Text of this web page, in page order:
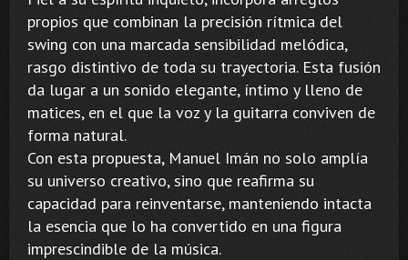
propios que combinan la precisión rítmica del
swing con una marcada sensibilidad melódica,
rasgo distintivo de toda su trayectoria. Esta fusión
da lugar a un sonido elegante, íntimo y lleno de
matices, en el que la voz y la guitarra conviven de
forma natural.
Con esta propuesta, Manuel Imán no solo amplía
su universo creativo, sino que reafirma su
capacidad para reinventarse, manteniendo intacta
la esencia que lo ha convertido en una figura
imprescindible de la música.